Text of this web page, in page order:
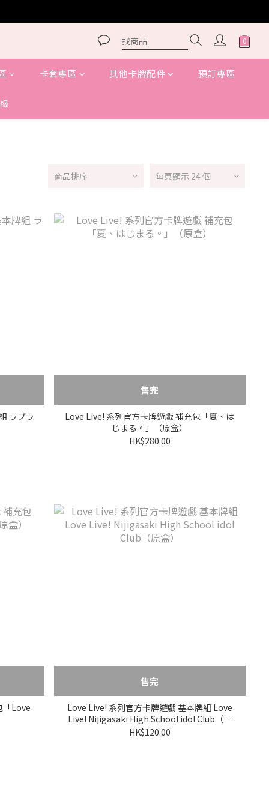
卡套專區 其他卡牌配件 預訂專區
商品排序 每頁顯示 24 個
ラブラ
售完
Love Live! 系列官方卡牌遊戲 補充包「夏、は
じまる。」（原盒）
HK$280.00
「Love
售完
Love Live! 系列官方卡牌遊戲 基本牌組 Love
Live! Nijigasaki High School idol Club（原
盒）
HK$120.00